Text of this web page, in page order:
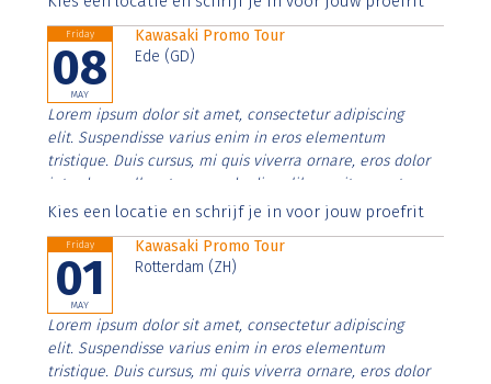
Friday
08
MAY
Kawasaki Promo Tour
Ede (GD)
Lorem ipsum dolor sit amet, consectetur adipiscing
elit. Suspendisse varius enim in eros elementum
tristique. Duis cursus, mi quis viverra ornare, eros dolor
interdum nulla, ut commodo diam libero vitae erat.
Aenean faucibus nibh et justo cursus id rutrum lorem
Kies een locatie en schrijf je in voor jouw proefrit
Friday
01
MAY
Kawasaki Promo Tour
Rotterdam (ZH)
Lorem ipsum dolor sit amet, consectetur adipiscing
elit. Suspendisse varius enim in eros elementum
tristique. Duis cursus, mi quis viverra ornare, eros dolor